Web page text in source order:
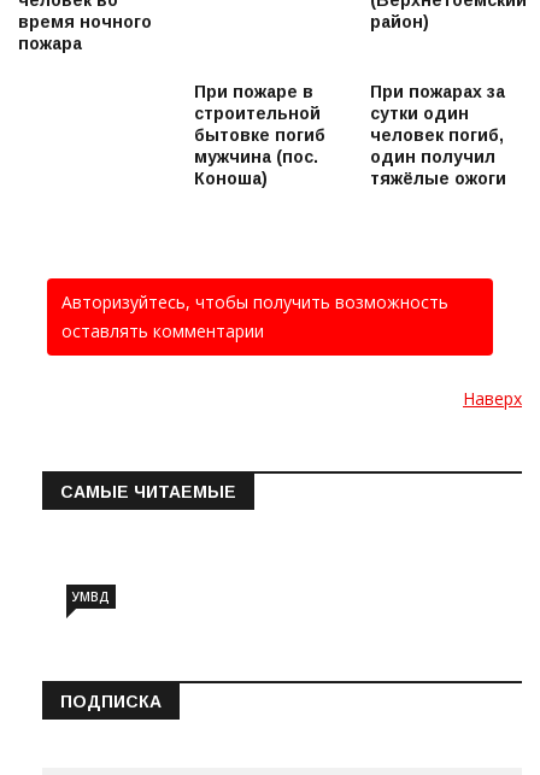
время ночного
пожара
район)
При пожаре в
строительной
бытовке погиб
мужчина (пос.
Коноша)
При пожарах за
сутки один
человек погиб,
один получил
тяжёлые ожоги
Авторизуйтесь, чтобы получить возможность
оставлять комментарии
Наверх
САМЫЕ ЧИТАЕМЫЕ
УМВД
ПОДПИСКА